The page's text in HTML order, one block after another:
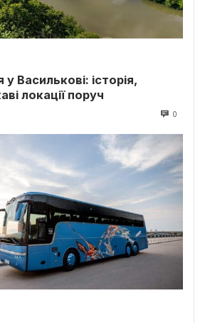
Василькові: історія,
локації поруч
0